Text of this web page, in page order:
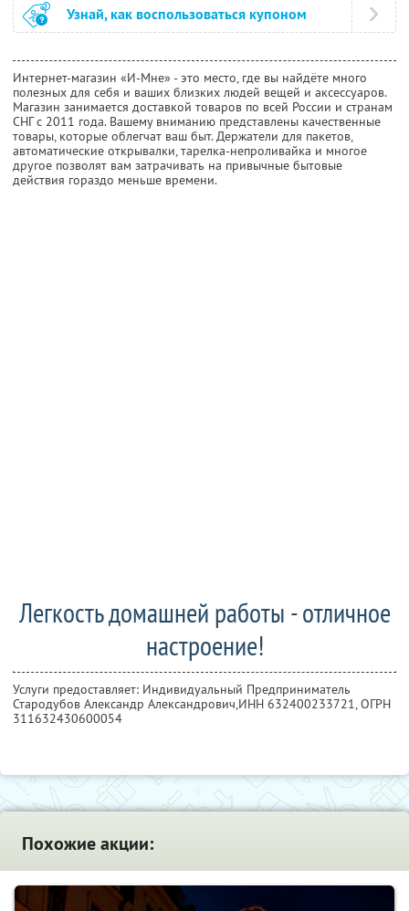
Узнай, как воспользоваться купоном
Интернет-магазин «И-Мне» - это место, где вы найдёте много
полезных для себя и ваших близких людей вещей и аксессуаров.
Магазин занимается доставкой товаров по всей России и странам
СНГ с 2011 года. Вашему вниманию представлены качественные
товары, которые облегчат ваш быт. Держатели для пакетов,
автоматические открывалки, тарелка-непроливайка и многое
другое позволят вам затрачивать на привычные бытовые
действия гораздо меньше времени.
Легкость домашней работы - отличное
настроение!
Услуги предоставляет: Индивидуальный Предприниматель
Стародубов Александр Александрович,ИНН 632400233721, ОГРН
311632430600054
Похожие акции: